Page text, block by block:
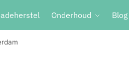
Onderhoud Blog